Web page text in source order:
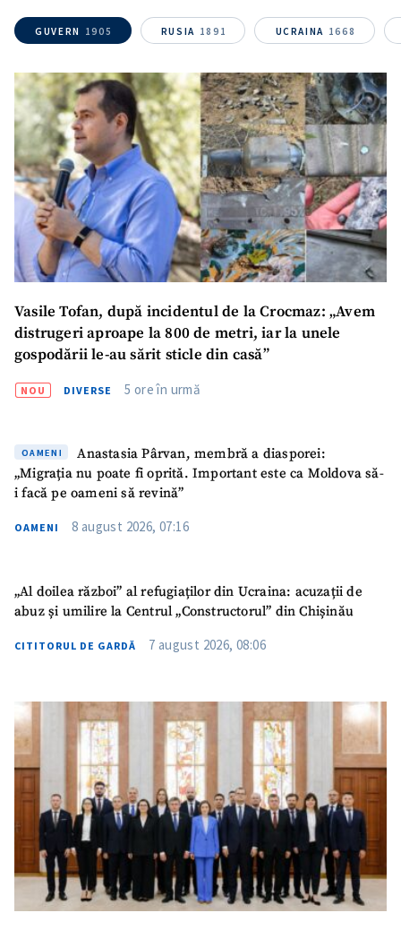
GUVERN 1905 RUSIA 1891 UCRAINA 1668
Vasile Tofan, după incidentul de la Crocmaz: „Avem
distrugeri aproape la 800 de metri, iar la unele
gospodării le-au sărit sticle din casă”
NOU DIVERSE 5 ore în urmă
OAMENI
Anastasia Pârvan, membră a diasporei:
„Migrația nu poate fi oprită. Important este ca Moldova să-
i facă pe oameni să revină”
OAMENI 8 august 2026, 07:16
„Al doilea război” al refugiaților din Ucraina: acuzații de
abuz și umilire la Centrul „Constructorul” din Chișinău
CITITORUL DE GARDĂ 7 august 2026, 08:06
Am citit și sunt de
acord cu politica de
TRIMITE ȘTIREA